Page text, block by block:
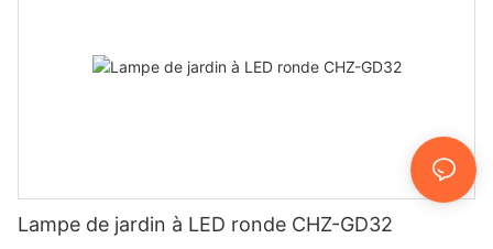
Lampe de jardin à LED ronde CHZ-GD32